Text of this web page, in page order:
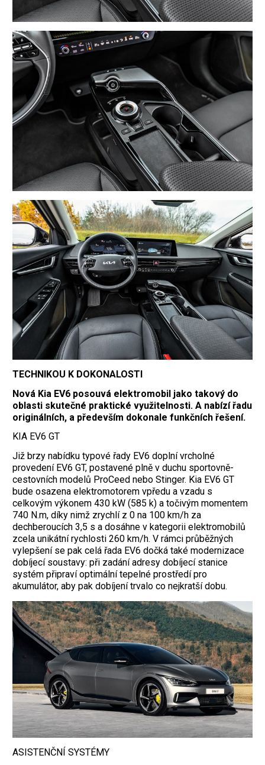
TECHNIKOU K DOKONALOSTI
Nová Kia EV6 posouvá elektromobil jako takový do
oblasti skutečné praktické využitelnosti. A nabízí řadu
originálních, a především dokonale funkčních řešení.
KIA EV6 GT
Již brzy nabídku typové řady EV6 doplní vrcholné
provedení EV6 GT, postavené plně v duchu sportovně-
cestovních modelů ProCeed nebo Stinger. Kia EV6 GT
bude osazena elektromotorem vpředu a vzadu s
celkovým výkonem 430 kW (585 k) a točivým momentem
740 N.m, díky nimž zrychlí z 0 na 100 km/h za
dechberoucích 3,5 s a dosáhne v kategorii elektromobilů
zcela unikátní rychlosti 260 km/h. V rámci průběžných
vylepšení se pak celá řada EV6 dočká také modernizace
dobíjecí soustavy: při zadání adresy dobíjecí stanice
systém připraví optimální tepelné prostředí pro
akumulátor, aby pak dobíjení trvalo co nejkratší dobu.
ASISTENČNÍ SYSTÉMY